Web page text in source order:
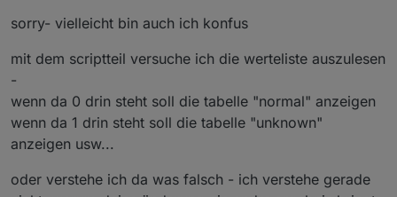
sorry- vielleicht bin auch ich konfus
mit dem scriptteil versuche ich die werteliste auszulesen
-
wenn da 0 drin steht soll die tabelle "normal" anzeigen
wenn da 1 drin steht soll die tabelle "unknown"
anzeigen usw...
oder verstehe ich da was falsch - ich verstehe gerade